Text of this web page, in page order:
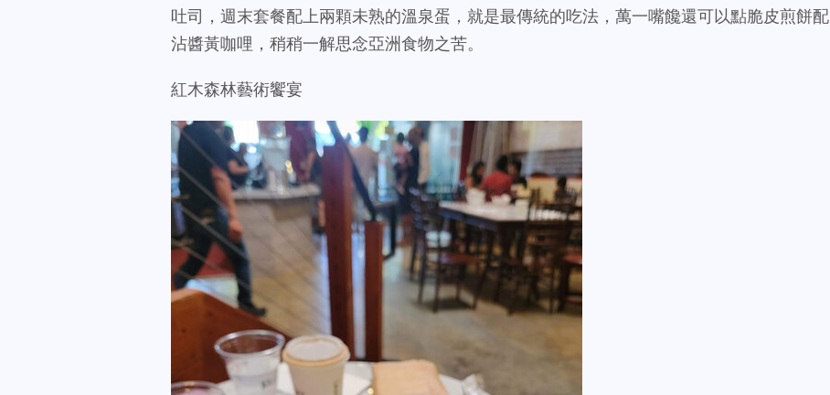
吐司，週末套餐配上兩顆未熟的溫泉蛋，就是最傳統的吃法，萬一嘴饞還可以點脆皮煎餅配
沾醬黃咖哩，稍稍一解思念亞洲食物之苦。
紅木森林藝術饗宴